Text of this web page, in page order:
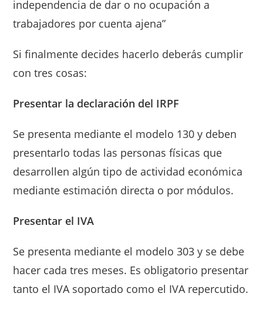
independencia de dar o no ocupación a
trabajadores por cuenta ajena”
Si finalmente decides hacerlo deberás cumplir
con tres cosas:
Presentar la declaración del IRPF
Se presenta mediante el modelo 130 y deben
presentarlo todas las personas físicas que
desarrollen algún tipo de actividad económica
mediante estimación directa o por módulos.
Presentar el IVA
Se presenta mediante el modelo 303 y se debe
hacer cada tres meses. Es obligatorio presentar
tanto el IVA soportado como el IVA repercutido.